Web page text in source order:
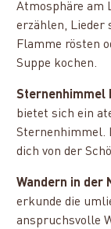
Atmosphäre am
erzählen, Lieder
Flamme rösten
Suppe kochen.
Sternenhimmel
bietet sich ein
Sternenhimmel.
dich von der
Wandern in der
erkunde die
anspruchsvolle